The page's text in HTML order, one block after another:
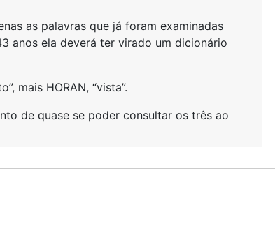
as palavras que já foram examinadas
anos ela deverá ter virado um dicionário
mais HORAN, “vista”.
de quase se poder consultar os três ao